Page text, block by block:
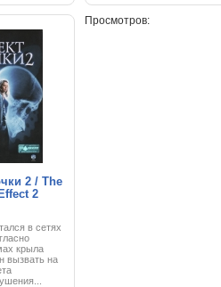
12 часов. Но если через 12
чип взрывается. Торговец
2 / The
2
в сетях
крыла
вызвать на
Просмотров: